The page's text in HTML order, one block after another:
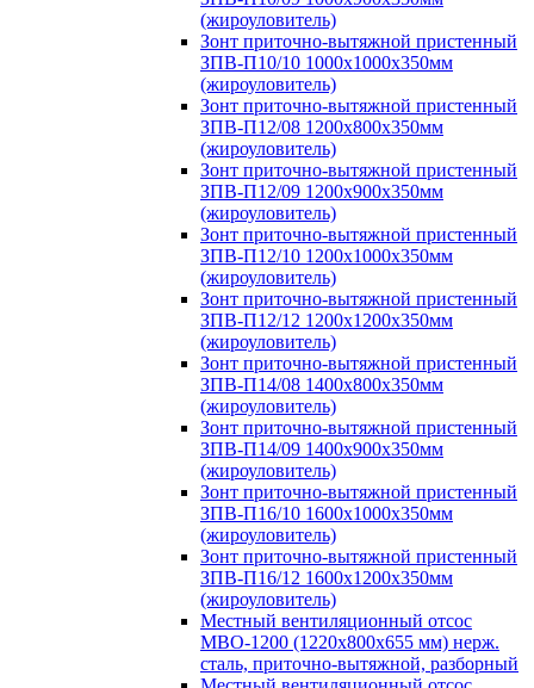
(жироуловитель)
Зонт приточно-вытяжной пристенный
ЗПВ-П10/10 1000х1000х350мм
(жироуловитель)
Зонт приточно-вытяжной пристенный
ЗПВ-П12/08 1200х800х350мм
(жироуловитель)
Зонт приточно-вытяжной пристенный
ЗПВ-П12/09 1200х900х350мм
(жироуловитель)
Зонт приточно-вытяжной пристенный
ЗПВ-П12/10 1200х1000х350мм
(жироуловитель)
Зонт приточно-вытяжной пристенный
ЗПВ-П12/12 1200х1200х350мм
(жироуловитель)
Зонт приточно-вытяжной пристенный
ЗПВ-П14/08 1400х800х350мм
(жироуловитель)
Зонт приточно-вытяжной пристенный
ЗПВ-П14/09 1400х900х350мм
(жироуловитель)
Зонт приточно-вытяжной пристенный
ЗПВ-П16/10 1600х1000х350мм
(жироуловитель)
Зонт приточно-вытяжной пристенный
ЗПВ-П16/12 1600х1200х350мм
(жироуловитель)
Местный вентиляционный отсос
МВО-1200 (1220х800х655 мм) нерж.
сталь, приточно-вытяжной, разборный